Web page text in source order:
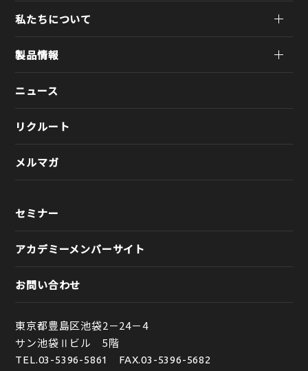
私たちについて
製品情報
ニュース
リクルート
メルマガ
セミナー
アカデミーメンバーサイト
お問い合わせ
東京都豊島区池袋2－24－4
サン池袋Ⅱビル 5階
TEL.03-5396-5861
FAX.03-5396-5682